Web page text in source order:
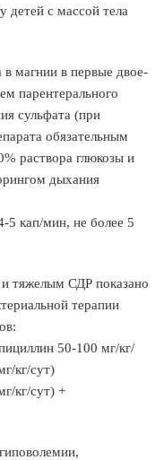
детей с массой тела
в магнии в первые двое-
парентерального
сульфата (при
обязательным
раствора глюкозы и
дыхания
5 кап/мин, не более 5
тяжелым СДР показано
терапии
50-100 мг/кг/
кг/сут)
кг/сут) +